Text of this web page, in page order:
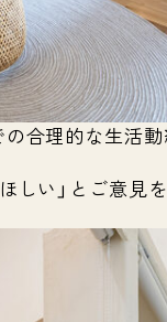
合理的な生活
しい」とご意見